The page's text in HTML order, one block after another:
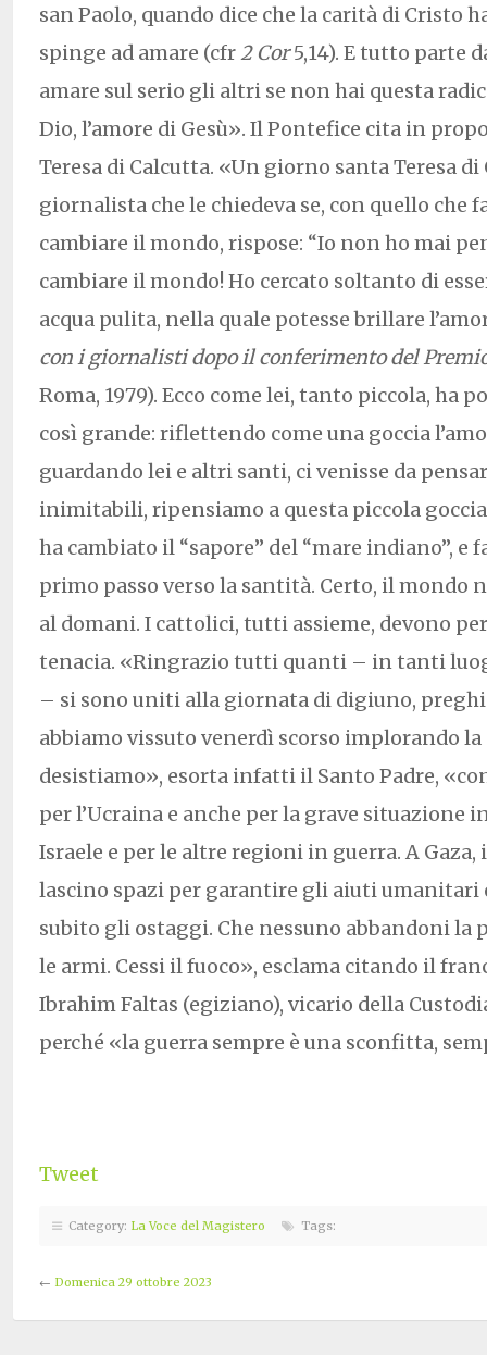
san Paolo, quando dice che la carità di Cristo
spinge ad amare (cfr2 Cor5,14). E tutto parte
amare sul serio gli altri se non hai questa
Dio, l’amore di Gesù». Il Pontefice cita in
Teresa di Calcutta. «Un giorno santa Teresa di
giornalista che le chiedeva se, con quello che
cambiare il mondo, rispose: “Io non ho mai
cambiare il mondo! Ho cercato soltanto di
acqua pulita, nella quale potesse brillare
con i giornalisti dopo il conferimento del
Roma, 1979). Ecco come lei, tanto piccola, ha
così grande: riflettendo come una goccia
guardando lei e altri santi, ci venisse da
inimitabili, ripensiamo a questa piccola
ha cambiato il “sapore” del “mare indiano”, e
primo passo verso la santità. Certo, il mondo
al domani. I cattolici, tutti assieme, devono
tenacia. «Ringrazio tutti quanti – in tanti
– si sono uniti alla giornata di digiuno,
abbiamo vissuto venerdì scorso implorando
desistiamo», esorta infatti il Santo Padre,
per l’Ucraina e anche per la grave situazione
Israele e per le altre regioni in guerra. A
lascino spazi per garantire gli aiuti umanitari
subito gli ostaggi. Che nessuno abbandoni la
le armi. Cessi il fuoco», esclama citando il
Ibrahim Faltas (egiziano), vicario della
perché «la guerra sempre è una sconfitta,
Tweet
Category: La Voce del Magistero Tags:
← Domenica 29 ottobre 2023